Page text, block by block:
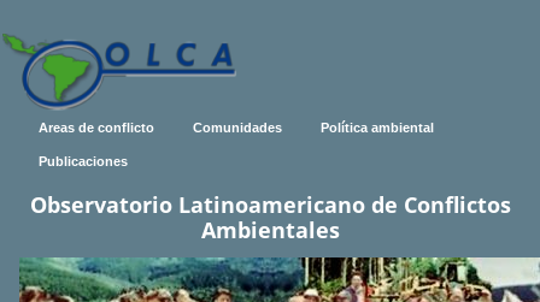
Areas de conflicto Comunidades Política ambiental
Publicaciones
Observatorio Latinoamericano de Conflictos
Ambientales